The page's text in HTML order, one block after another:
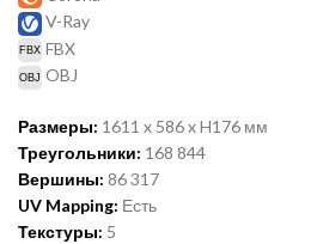
V-Ray
FBX
OBJ
Размеры: 1611 x 586 x H176 мм
Треугольники: 168 844
Вершины: 86 317
UV Mapping: Есть
Текстуры: 5